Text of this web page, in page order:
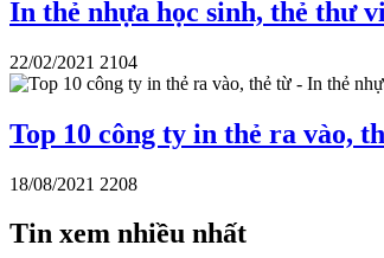
In thẻ nhựa học sinh, thẻ thư
22/02/2021 2104
Top 10 công ty in thẻ ra vào,
18/08/2021 2208
Tin xem nhiều nhất